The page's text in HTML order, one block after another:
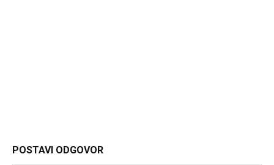
POSTAVI ODGOVOR